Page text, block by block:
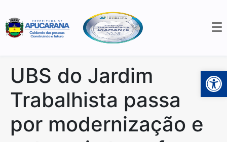
UBS do Jardim
Trabalhista passa
por modernização e